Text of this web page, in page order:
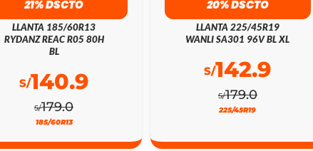
21% DSCTO
LLANTA 185/60R13
RYDANZ REAC R05 80H
BL
S/179.0
S/140.9
185/60R13
20% DSCTO
LLANTA 225/45R19
WANLI SA301 96V BL XL
S/179.0
S/142.9
225/45R19